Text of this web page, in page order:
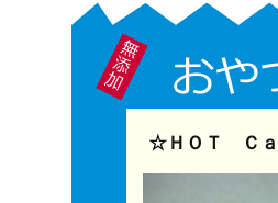
☆ＨＯＴ Ｃａ